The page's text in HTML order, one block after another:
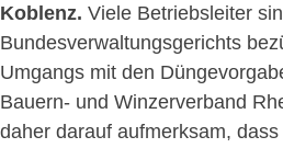
Koblenz. Viele Betriebsleiter
Bundesverwaltungsgerichts
Umgangs mit den
Bauern- und Winzerverband
daher darauf aufmerksam,